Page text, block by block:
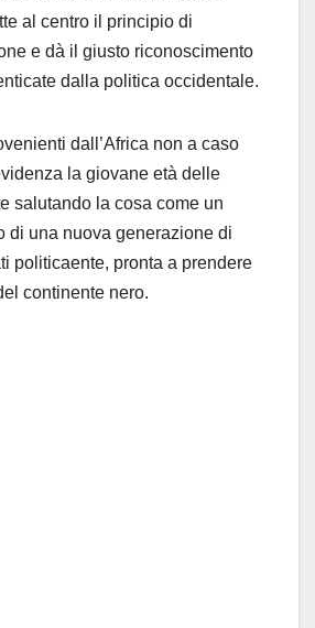
al centro il principio di
e dà il giusto riconoscimento
dalla politica occidentale.
dall’Africa non a caso
la giovane età delle
salutando la cosa come un
di una nuova generazione di
politicaente, pronta a prendere
continente nero.